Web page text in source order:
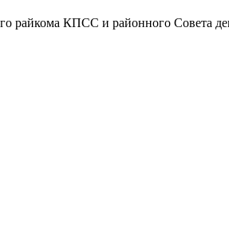
райкома КПСС и районного Совета